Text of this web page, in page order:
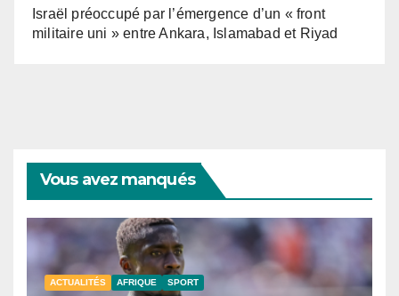
Israël préoccupé par l’émergence d’un « front
militaire uni » entre Ankara, Islamabad et Riyad
Vous avez manqués
ACTUALITÉS AFRIQUE SPORT